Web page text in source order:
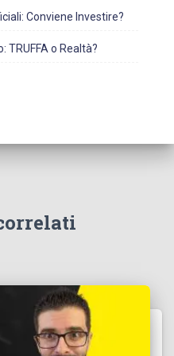
Conviene Investire?
TRUFFA o Realtà?